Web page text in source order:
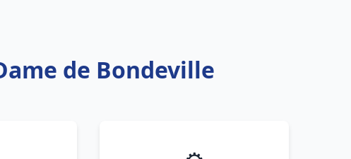
de Bondeville